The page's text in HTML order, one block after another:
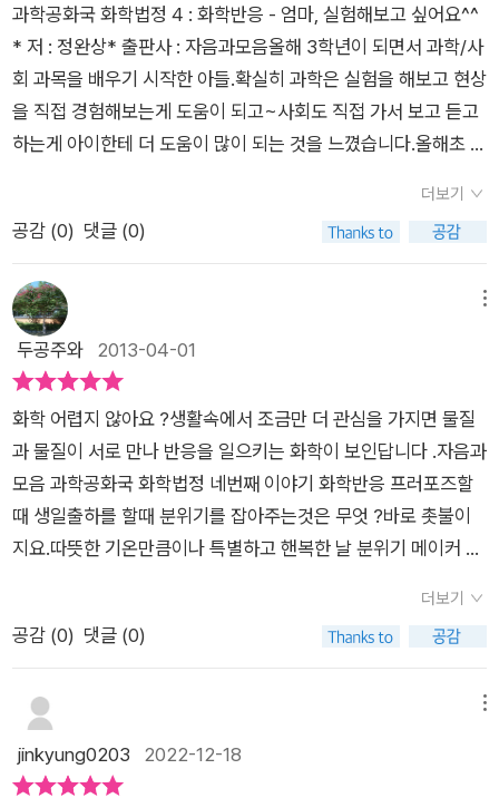
아이. 다행히 유리그릇에 보관되어있자 안심을 합니다. 자주 먹는
음식이였지만 아이는 용기에 따라 위헙질수 있다는 것을 알게 됩
니다. 산화알루미늄은 소금물과 오래 반응하면 침식이 되고, 알
루미늄 그릇을 부식시켜 안에 들어 있는 음식물을 변질시킵니다.
- 본문 54쪽 소녀들이라 매일 아침 샤워를 하고 갑니다. 그러다
보니 아침마다 전쟁입니다. 봄이라 하지만 쌀쌀한 아침 날씨에 머
리를 말리지 않고 가면 감기에 걸리까봐 저녁에 씻고 자라고 하지
를 말리느라 매일 아침 드라이어를 사용하는 아이들. 자신들이 늘
사용하는 것이기에 관심을 가지고 보는 이야기입니다. 책에서는
만난 나홀로양은 홈쇼핑에서 싱싱전자의 초강력 드라이어를 구
입합니다. 하지만 손에 갖다대면 작동을 하는 드라이어가 머리에
대면 작동을 하지 않으니 화학법정에 싱싱전자를 고소합니다. 나
홀로양이 구입한 것은 헤어 드라이어가 아니라 손을 말릴수 있는
것이였습니다. 핸드 드라이어의 센서는 적외선 장식이라 빛을 방
출하여 반사된 빛을 감자하는 것입니다. 그런데 머리카락은 검은
색이니 모든 빛을 흡수하여 작동하지 않았던 것입니다. 연소에 관
화학 반응에 관한 사건 등의 4장의 이야기는 우리들에게 재미뿐
만 아니라 과학적 지식들을 알려줍니다평소 관심이 있었다면 알
수 있는 이야기들이지만 미처 알지 못했던 이야기들입니다. 과학
적 지식에 대한 설명글이 아니라 우리의 일상에서 접할수 있는 일
를 만나면서 좋은 것은 아이가 과학을 어렵게 생각하지 않는다는
과학공화국 화학법정 4 : 화학반응 - 엄마, 실험해보고 싶어요^^
* 저 : 정완상* 출판사 : 자음과모음올해 3학년이 되면서 과학/사
회 과목을 배우기 시작한 아들.확실히 과학은 실험을 해보고 현상
을 직접 경험해보는게 도움이 되고~사회도 직접 가서 보고 듣고
하는게 아이한테 더 도움이 많이 되는 것을 느꼈습니다.올해초 아
SFJ 형이었어요.정보수집에서 저와 아이는 감각을, 판단 기능에
서 전 사고를 아이는 감정형으로 나왔던거죠.실제 경험을 중시하
는 아이, 판단을 할때는 저와 다르게 감정에 더 충실한 아이.달라
서 종종 트러블을 겪곤 하죠.제가 아이를 좀 더 많이 이해해야 하
는데.. 이후로 그래도 많이 개선되었답니다^^둘 다 같았던 S - S
ensing 감각형.저도 그렇지만 아이도 오감에 의존하고 경험을 중
다는 핑계로 많은 것을 못해주는게 참 미안하더라구요.6월부터
는 일을 좀 줄여서라도 여기저기 다니려구요.아.. 이야기가 딴데
로 샜네요.교과목도 마찬가지.책을 보여주니 대뜸.. 실험해보자고
해보자고 합니다.그래서 부랴부랴 재료들 구매하고 해주려고 대
기 중이에요.야근을 하도 많이 해서 주말에 픽픽 쓰러져서 못하고
이제사 하려구요^^;;;오늘 낼 하나씩 해보기로, 또 다음에 엄마 안
바쁠때 하나씩 하기로 했더니 너무 좋아하네요^^화학책을 봐서
여를 받았고, 아이랑 관찰보고서도 써보고 하려구요^^이번 화학
법정 시리즈는 바로 화학반응 이야기입니다.저도 화학을 좀 어려
워했었는데요. 우리 아이들이 과연 이 책을 잘 볼 수 있을까 했어
요.그런데 역시...저도 너무 재미나게 보았고 아이도 재미있게 봤
더보기
공감 (0) 댓글 (0)
두공주와 2013-04-01
화학 어렵지 않아요 ?생활속에서 조금만 더 관심을 가지면 물질
과 물질이 서로 만나 반응을 일으키는 화학이 보인답니다 .자음과
모음 과학공화국 화학법정 네번째 이야기 화학반응 프러포즈할
때 생일출하를 할때 분위기를 잡아주는것은 무엇 ?바로 촛불이
지요.따뜻한 기온만큼이나 특별하고 핸복한 날 분위기 메이커 역
는 무엇 ?. 바로 쥬스와 탄산음료등이 있습니다. 촛불과 쥬스등은
우리가 생활을 하면서 수시로 접하고 이용하는 것들인데요그건
화학법정의 법정소송 원인이기도 하답니다. 화학법정에서는 그
렇게 물질과 물질이 만났을때 특별한 반응이 나타났고 그로 인해
외한 과학수업을 통해 과학의 4영역중 가장 어려운 화학에 재미
더보기
공감 (0) 댓글 (0)
jinkyung0203 2022-12-18